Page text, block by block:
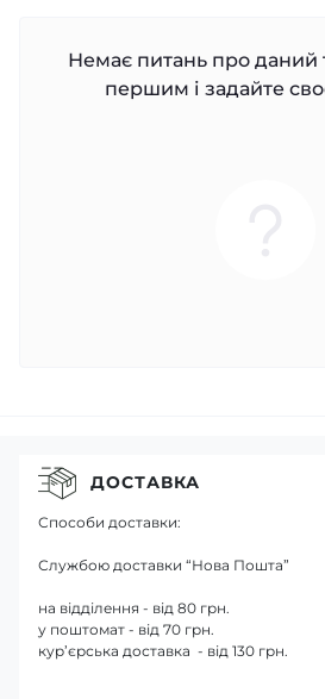
Немає питань про даний
першим і задайте
ДОСТАВКА
Способи доставки:
Службою доставки “Нова Пошта”
на відділення - від 80 грн.
у поштомат - від 70 грн.
кур’єрська доставка - від 130 грн.